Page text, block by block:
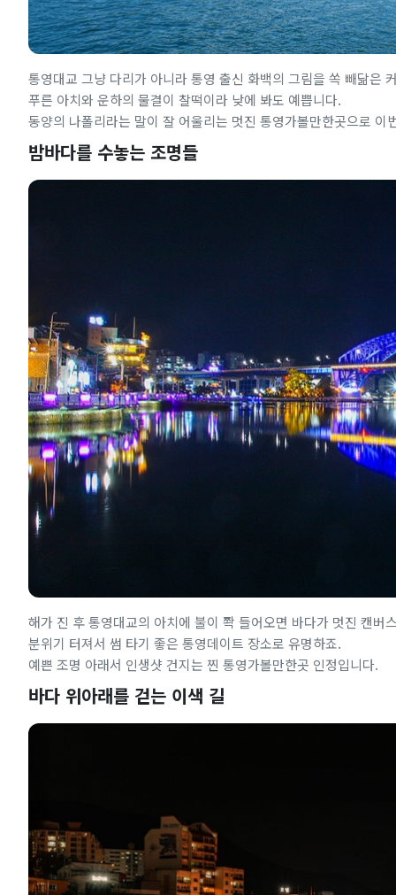
통영대교 그냥 다리가 아니라 통영 출신 화백의 그림을 쏙 빼닮은
푸른 아치와 운하의 물결이 찰떡이라 낮에 봐도 예쁩니다.
동양의 나폴리라는 말이 잘 어울리는 멋진 통영가볼만한곳으로 이
밤바다를 수놓는 조명들
해가 진 후 통영대교의 아치에 불이 쫙 들어오면 바다가 멋진 캔버
분위기 터져서 썸 타기 좋은 통영데이트 장소로 유명하죠.
예쁜 조명 아래서 인생샷 건지는 찐 통영가볼만한곳 인정입니다.
바다 위아래를 걷는 이색 길